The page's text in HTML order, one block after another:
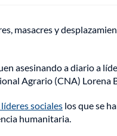
masacres y
asesinando a diario a
Agrario (CNA) Lorena
sociales los que se
humanitaria.